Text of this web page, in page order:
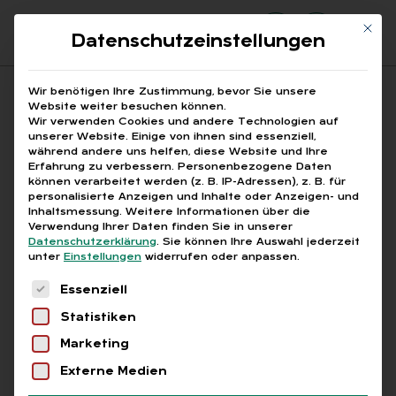
Suchfeld
Suchen
Breadcrumb-Navigation
STARTSEITE BAG URTEIL GEHALTSABRECHNUNG
Alle Bei­trä­ge mit dem
Schlag­wort „BAG Ur­teil
Ge­halts­ab­rech­nung“
Mit
Datenschutzeinstellungen
Wir benötigen Ihre Zustimmung, bevor Sie unsere
Website weiter besuchen können.
Wir verwenden Cookies und andere Technologien auf
unserer Website. Einige von ihnen sind essenziell,
während andere uns helfen, diese Website und Ihre
Erfahrung zu verbessern. Personenbezogene Daten
können verarbeitet werden (z. B. IP-Adressen), z. B. für
personalisierte Anzeigen und Inhalte oder Anzeigen- und
Inhaltsmessung. Weitere Informationen über die
Verwendung Ihrer Daten finden Sie in unserer
Datenschutzerklärung. Sie können Ihre Auswahl jederzeit
unter Einstellungen widerrufen oder anpassen.
Es folgt eine Liste der Service-Gruppen, für
Essenziell
Statistiken
Marketing
Externe Medien